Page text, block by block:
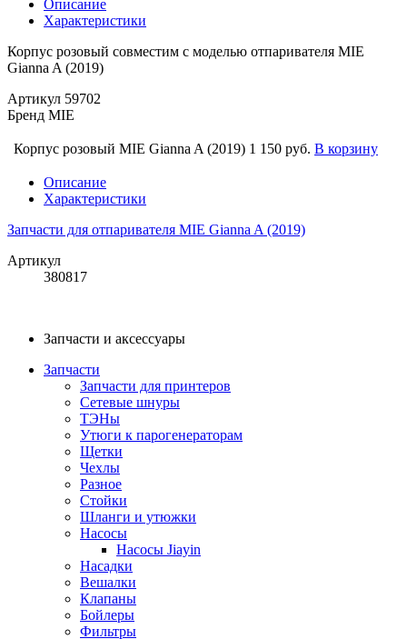
Описание
Характеристики
Корпус розовый совместим с моделью отпаривателя MIE
Gianna A (2019)
Артикул 59702
Бренд MIE
Корпус розовый MIE Gianna A (2019) 1 150 руб. В корзину
Описание
Характеристики
Запчасти для отпаривателя MIE Gianna A (2019)
Артикул
380817
Запчасти и аксессуары
Запчасти
Запчасти для принтеров
Сетевые шнуры
ТЭНы
Утюги к парогенераторам
Щетки
Чехлы
Разное
Стойки
Шланги и утюжки
Насосы
Насосы Jiayin
Насадки
Вешалки
Клапаны
Бойлеры
Фильтры